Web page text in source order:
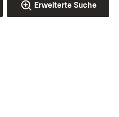
Erweiterte Suche